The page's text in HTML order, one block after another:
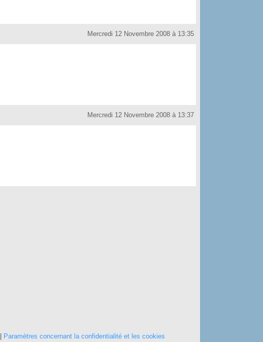
Mercredi 12 Novembre 2008 à 13:35
Mercredi 12 Novembre 2008 à 13:37
Paramètres concernant la confidentialité et les cookies